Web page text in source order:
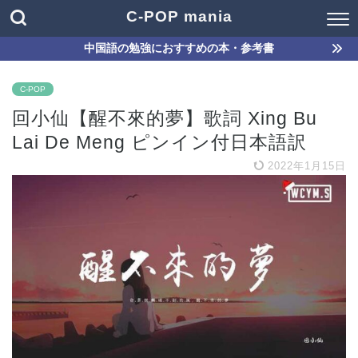
C-POP mania
中国語の勉強におすすめの本・参考書
C-POP
回小仙【醒不來的夢】歌詞 Xing Bu
Lai De Meng ピンイン付日本語訳
2022年1月15日